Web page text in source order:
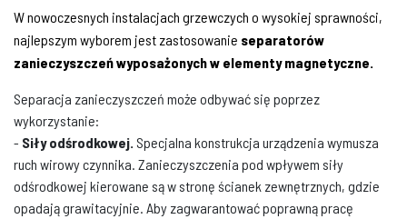
W nowoczesnych instalacjach grzewczych o wysokiej sprawności,
najlepszym wyborem jest zastosowanie separatorów
zanieczyszczeń wyposażonych w elementy magnetyczne.
Separacja zanieczyszczeń może odbywać się poprzez
wykorzystanie:
- Siły odśrodkowej. Specjalna konstrukcja urządzenia wymusza
ruch wirowy czynnika. Zanieczyszczenia pod wpływem siły
odśrodkowej kierowane są w stronę ścianek zewnętrznych, gdzie
opadają grawitacyjnie. Aby zagwarantować poprawną pracę